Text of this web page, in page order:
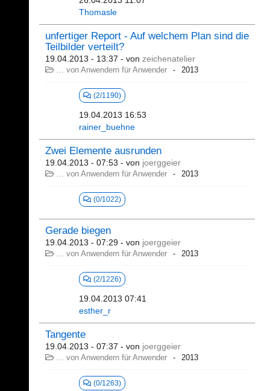
Thomasle
unfertiger Report - Auf welchem Plan sind die
Teilbilder verteilt?
19.04.2013 - 13:37 - von zeichenatelier
... von Anwendern für Anwender 2013
(2/1190)
19.04.2013 16:53
rainer_buehne
Zwei Elemente ausrunden
19.04.2013 - 07:53 - von joerggeier
... von Anwendern für Anwender 2013
(0/1022)
Gerade biegen
19.04.2013 - 07:29 - von joerggeier
... von Anwendern für Anwender 2013
(2/1226)
19.04.2013 07:41
esther_r
Tangente
19.04.2013 - 07:37 - von joerggeier
... von Anwendern für Anwender 2013
(0/1263)